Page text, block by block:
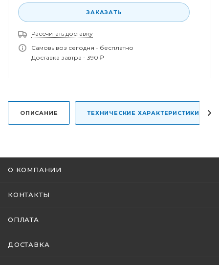
ЗАКАЗАТЬ
Рассчитать доставку
Самовывоз сегодня - бесплатно
Доставка завтра - 390 ₽
ОПИСАНИЕ ТЕХНИЧЕСКИЕ ХАРАКТЕРИСТИКИ
О КОМПАНИИ
КОНТАКТЫ
ОПЛАТА
ДОСТАВКА
В ближайшее время наш менеджер свяжется с